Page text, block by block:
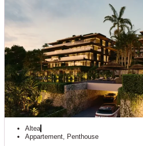
Altea
Appartement
Penthouse